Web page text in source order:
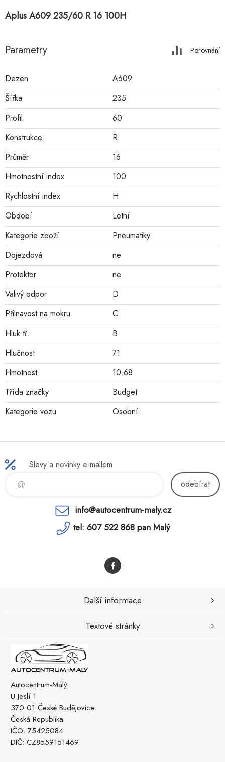
Aplus A609 235/60 R 16 100H
Parametry Porovnání
Dezen
A609
Šířka
235
Profil
60
Konstrukce
R
Průměr
16
Hmotnostní index
100
Rychlostní index
H
Období
Letní
Kategorie zboží
Pneumatiky
Dojezdová
ne
Protektor
ne
Valivý odpor
D
Přilnavost na mokru
C
Hluk tř.
B
Hlučnost
71
Hmotnost
10.68
Třída značky
Budget
Kategorie vozu
Osobní
Slevy a novinky e-mailem
odebírat
info@autocentrum-maly.cz
tel: 607 522 868 pan Malý
Autocentrum-Malý
U Jeslí 1
370 01 České Budějovice
Česká Republika
IČO: 75425084
DIČ: CZ8559151469
Další informace
Textové stránky